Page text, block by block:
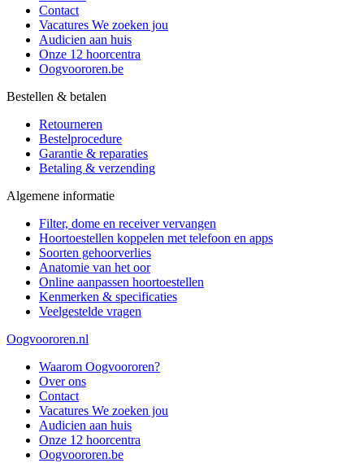
Contact
Vacatures We zoeken jou
Audicien aan huis
Onze 12 hoorcentra
Oogvoororen.be
Bestellen & betalen
Retourneren
Bestelprocedure
Garantie & reparaties
Betaling & verzending
Algemene informatie
Filter, dome en receiver vervangen
Hoortoestellen koppelen met telefoon en apps
Soorten gehoorverlies
Anatomie van het oor
Online aanpassen hoortoestellen
Kenmerken & specificaties
Veelgestelde vragen
Oogvoororen.nl
Waarom Oogvoororen?
Over ons
Contact
Vacatures We zoeken jou
Audicien aan huis
Onze 12 hoorcentra
Oogvoororen.be